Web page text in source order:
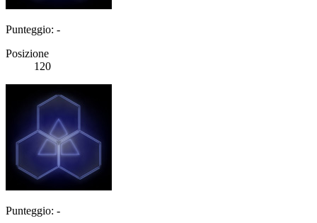
Punteggio: -
Posizione
120
Punteggio: -